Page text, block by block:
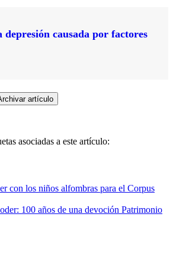
depresión causada por factores
artículo
asociadas a este artículo:
con los niños alfombras para el Corpus
100 años de una devoción Patrimonio